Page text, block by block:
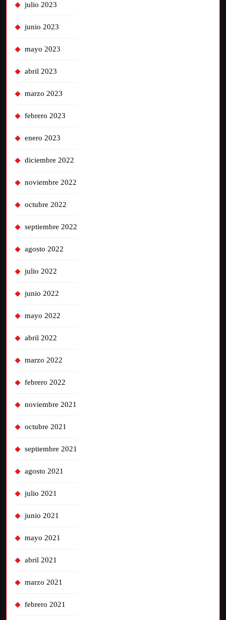
julio 2023
junio 2023
mayo 2023
abril 2023
marzo 2023
febrero 2023
enero 2023
diciembre 2022
noviembre 2022
octubre 2022
septiembre 2022
agosto 2022
julio 2022
junio 2022
mayo 2022
abril 2022
marzo 2022
febrero 2022
noviembre 2021
octubre 2021
septiembre 2021
agosto 2021
julio 2021
junio 2021
mayo 2021
abril 2021
marzo 2021
febrero 2021